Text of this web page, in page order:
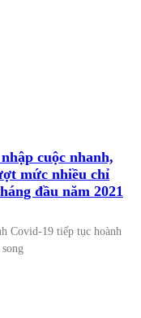
cuộc nhanh,
mức nhiều chỉ
đầu năm 2021
Covid-19 tiếp tục hoành